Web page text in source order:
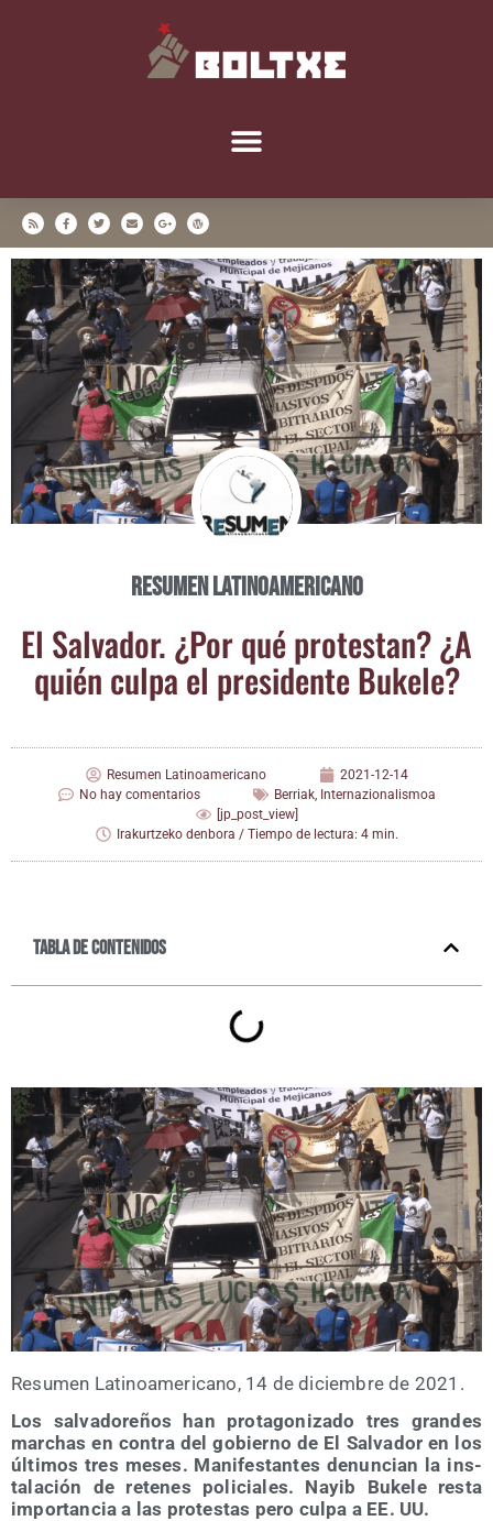
Resumen Latinoamericano
El Sal­va­dor. ¿Por qué pro­tes­tan? ¿A
quién cul­pa el pre­si­den­te Bukele?
Resumen Latinoamericano
2021-12-14
No hay comentarios
Berriak, Internazionalismoa
[jp_post_view]
Irakurtzeko denbora / Tiempo de lectura: 4 min.
Tabla de contenidos
Resu­men Lati­no­ame­ri­cano, 14 de diciem­bre de 2021.
Los sal­va­do­re­ños han pro­ta­go­ni­za­do tres gran­des
mar­chas en con­tra del gobierno de El Sal­va­dor en los
últi­mos tres meses. Mani­fes­tan­tes denun­cian la ins­
ta­la­ción de rete­nes poli­cia­les. Nayib Buke­le res­ta
impor­tan­cia a las pro­tes­tas pero cul­pa a EE. UU.